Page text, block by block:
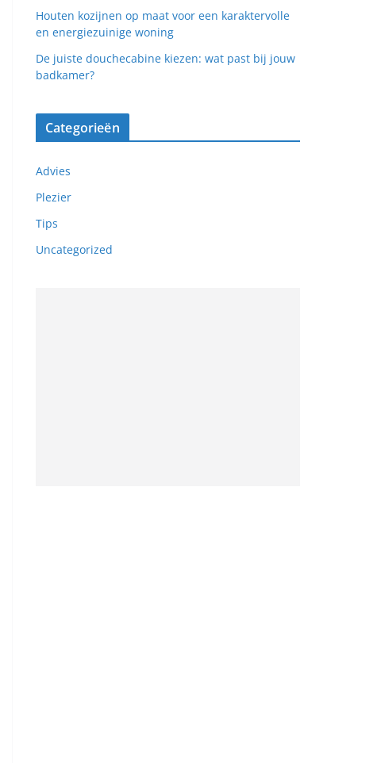
Houten kozijnen op maat voor een karaktervolle
en energiezuinige woning
De juiste douchecabine kiezen: wat past bij jouw
badkamer?
Categorieën
Advies
Plezier
Tips
Uncategorized